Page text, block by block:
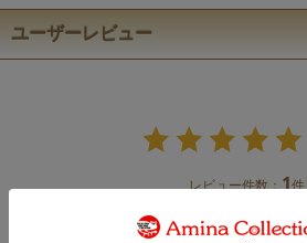
ユーザーレビュー
レビュー件数：1件